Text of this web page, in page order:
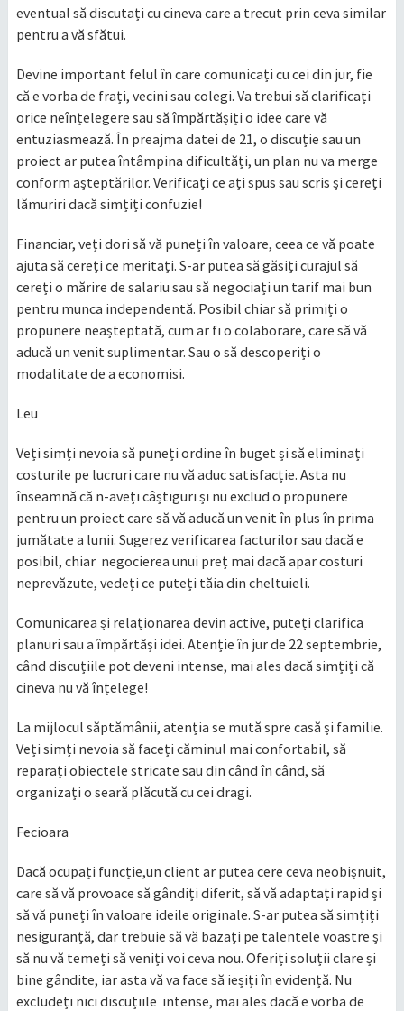
eventual să discutați cu cineva care a trecut prin ceva similar
pentru a vă sfătui.
Devine important felul în care comunicați cu cei din jur, fie
că e vorba de frați, vecini sau colegi. Va trebui să clarificați
orice neînțelegere sau să împărtășiți o idee care vă
entuziasmează. În preajma datei de 21, o discuție sau un
proiect ar putea întâmpina dificultăți, un plan nu va merge
conform așteptărilor. Verificați ce ați spus sau scris și cereți
lămuriri dacă simțiți confuzie!
Financiar, veți dori să vă puneți în valoare, ceea ce vă poate
ajuta să cereți ce meritați. S-ar putea să găsiți curajul să
cereți o mărire de salariu sau să negociați un tarif mai bun
pentru munca independentă. Posibil chiar să primiți o
propunere neașteptată, cum ar fi o colaborare, care să vă
aducă un venit suplimentar. Sau o să descoperiți o
modalitate de a economisi.
Leu
Veți simți nevoia să puneți ordine în buget și să eliminați
costurile pe lucruri care nu vă aduc satisfacție. Asta nu
înseamnă că n-aveți câștiguri și nu exclud o propunere
pentru un proiect care să vă aducă un venit în plus în prima
jumătate a lunii. Sugerez verificarea facturilor sau dacă e
posibil, chiar negocierea unui preț mai dacă apar costuri
neprevăzute, vedeți ce puteți tăia din cheltuieli.
Comunicarea și relaționarea devin active, puteți clarifica
planuri sau a împărtăși idei. Atenție în jur de 22 septembrie,
când discuțiile pot deveni intense, mai ales dacă simțiți că
cineva nu vă înțelege!
La mijlocul săptămânii, atenția se mută spre casă și familie.
Veți simți nevoia să faceți căminul mai confortabil, să
reparați obiectele stricate sau din când în când, să
organizați o seară plăcută cu cei dragi.
Fecioara
Dacă ocupați funcție,un client ar putea cere ceva neobișnuit,
care să vă provoace să gândiți diferit, să vă adaptați rapid și
să vă puneți în valoare ideile originale. S-ar putea să simțiți
nesiguranță, dar trebuie să vă bazați pe talentele voastre și
să nu vă temeți să veniți voi ceva nou. Oferiți soluții clare și
bine gândite, iar asta vă va face să ieșiți în evidență. Nu
excludeți nici discuțiile intense, mai ales dacă e vorba de